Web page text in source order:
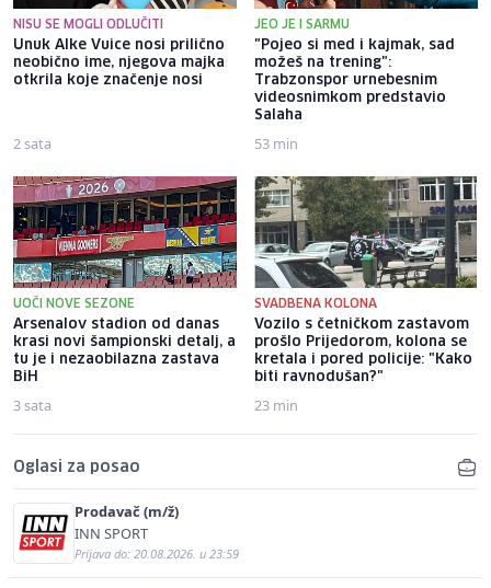
NISU SE MOGLI ODLUČITI
Unuk Alke Vuice nosi prilično
neobično ime, njegova majka
otkrila koje značenje nosi
2 sata
JEO JE I SARMU
"Pojeo si med i kajmak, sad
možeš na trening":
Trabzonspor urnebesnim
videosnimkom predstavio
Salaha
53 min
UOČI NOVE SEZONE
Arsenalov stadion od danas
krasi novi šampionski detalj, a
tu je i nezaobilazna zastava
BiH
3 sata
SVADBENA KOLONA
Vozilo s četničkom zastavom
prošlo Prijedorom, kolona se
kretala i pored policije: "Kako
biti ravnodušan?"
23 min
Oglasi za posao
Prodavač (m/ž)
INN SPORT
Prijava do: 20.08.2026. u 23:59